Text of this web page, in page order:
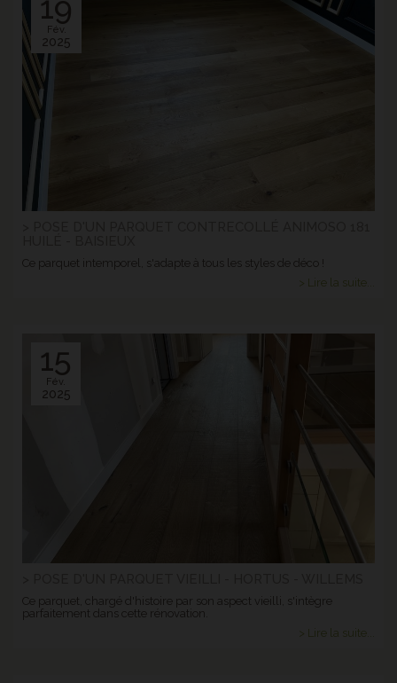
Fév.
2025
Ce parquet intemporel, s'adapte à tous les styles de déco !
> Lire la suite...
15
Fév.
2025
Ce parquet, chargé d'histoire par son aspect vieilli, s'intègre
parfaitement dans cette rénovation.
> Lire la suite...